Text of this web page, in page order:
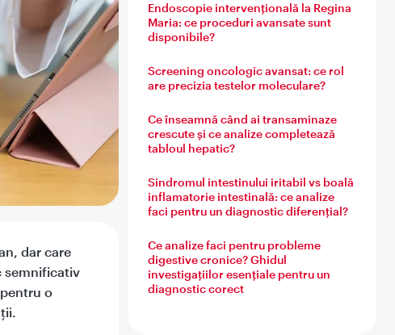
dar care
semnificativ
o
Endoscopie intervențională la Regina
Maria: ce proceduri avansate sunt
disponibile?
Screening oncologic avansat: ce rol
are precizia testelor moleculare?
Ce înseamnă când ai transaminaze
crescute și ce analize completează
tabloul hepatic?
Sindromul intestinului iritabil vs boală
inflamatorie intestinală: ce analize
faci pentru un diagnostic diferențial?
Ce analize faci pentru probleme
digestive cronice? Ghidul
investigațiilor esențiale pentru un
diagnostic corect